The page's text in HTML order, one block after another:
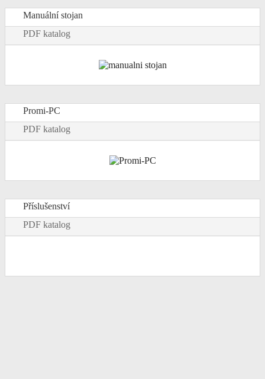
Manuální stojan
PDF katalog
Promi-PC
PDF katalog
Příslušenství
PDF katalog